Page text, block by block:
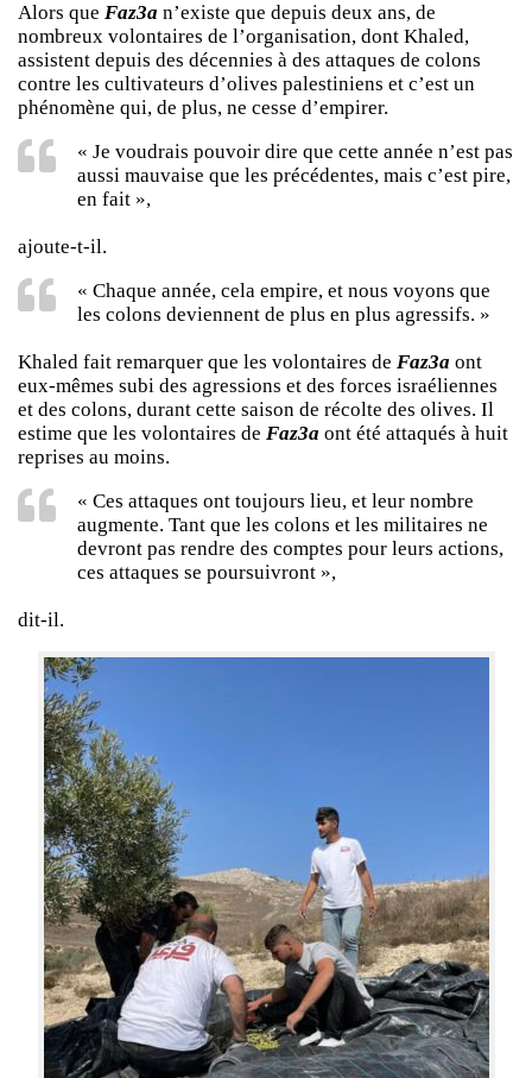
Alors que Faz3a n’existe que depuis deux ans, de
nombreux volontaires de l’organisation, dont Khaled,
assistent depuis des décennies à des attaques de colons
contre les cultivateurs d’olives palestiniens et c’est un
phénomène qui, de plus, ne cesse d’empirer.
« Je voudrais pouvoir dire que cette année n’est pas
aussi mauvaise que les précédentes, mais c’est pire,
en fait »,
ajoute-t-il.
« Chaque année, cela empire, et nous voyons que
les colons deviennent de plus en plus agressifs. »
Khaled fait remarquer que les volontaires de Faz3a ont
eux-mêmes subi des agressions et des forces israéliennes
et des colons, durant cette saison de récolte des olives. Il
estime que les volontaires de Faz3a ont été attaqués à huit
reprises au moins.
« Ces attaques ont toujours lieu, et leur nombre
augmente. Tant que les colons et les militaires ne
devront pas rendre des comptes pour leurs actions,
ces attaques se poursuivront »,
dit-il.